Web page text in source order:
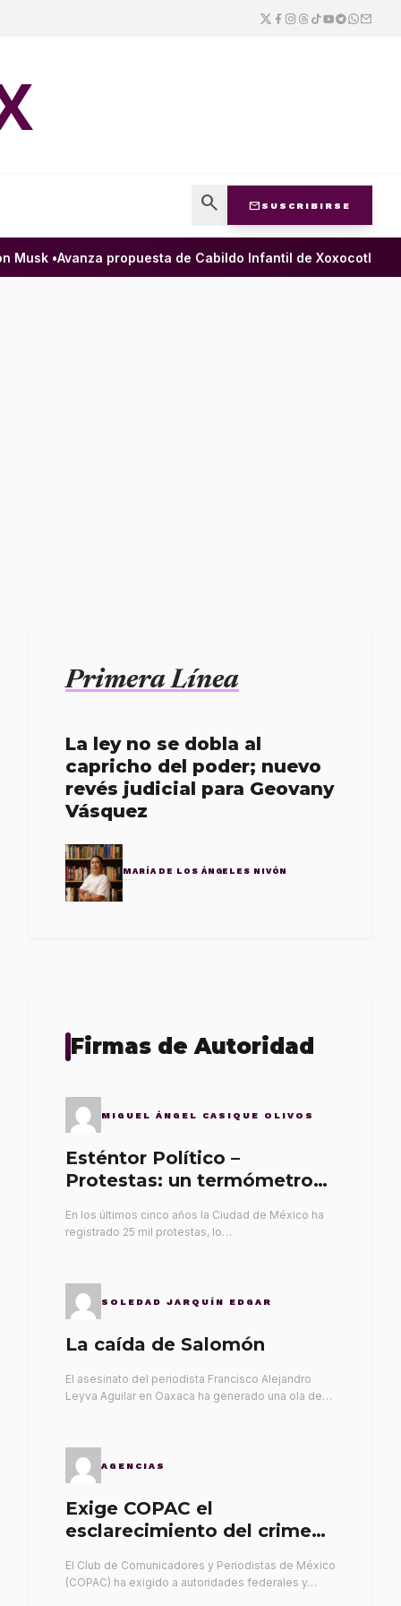
search mail SUSCRIBIRSE
•Avanza propuesta de Cabildo Infantil de Xoxocotlán
Primera Línea
La ley no se dobla al
capricho del poder; nuevo
revés judicial para Geovany
Vásquez
MARÍA DE LOS ÁNGELES NIVÓN
Firmas de Autoridad
MIGUEL ÁNGEL CASIQUE OLIVOS
Esténtor Político –
Protestas: un termómetro
En los últimos cinco años la Ciudad de México ha
registrado 25 mil protestas, lo…
SOLEDAD JARQUÍN EDGAR
La caída de Salomón
El asesinato del periodista Francisco Alejandro
Leyva Aguilar en Oaxaca ha generado una ola de…
AGENCIAS
Exige COPAC el
esclarecimiento del crimen
El Club de Comunicadores y Periodistas de México
(COPAC) ha exigido a autoridades federales y…